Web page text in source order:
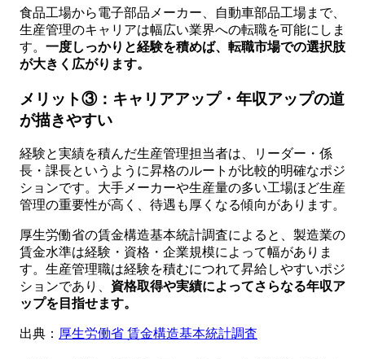
食品工場から電子部品メーカー、自動車部品工場まで、
生産管理のキャリアは幅広い業界への転職を可能にしま
す。 一度しっかりと経験を積めば、転職市場での選択肢
が大きく広がります。
メリット③：キャリアアップ・年収アップの道
が描きやすい
経験と実績を積んだ生産管理担当者は、リーダー・係
長・課長というように昇格のルートが比較的明確なポジ
ションです。大手メーカーや生産量の多い工場ほど生産
管理の重要性が高く、待遇も厚くなる傾向があります。
厚生労働省の賃金構造基本統計調査によると、製造業の
賃金水準は経験・資格・企業規模によって幅がありま
す。生産管理職は経験を積むにつれて昇給しやすいポジ
ションであり、 資格取得や実績によってさらなる年収ア
ップを目指せます。
出典： 厚生労働省 賃金構造基本統計調査